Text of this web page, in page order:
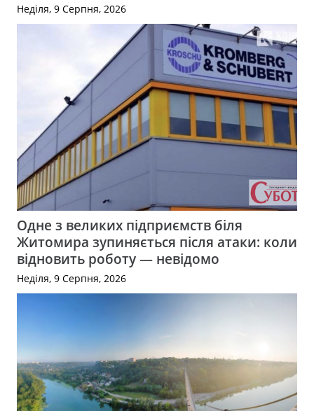
Неділя, 9 Серпня, 2026
Одне з великих підприємств біля
Житомира зупиняється після атаки: коли
відновить роботу — невідомо
Неділя, 9 Серпня, 2026